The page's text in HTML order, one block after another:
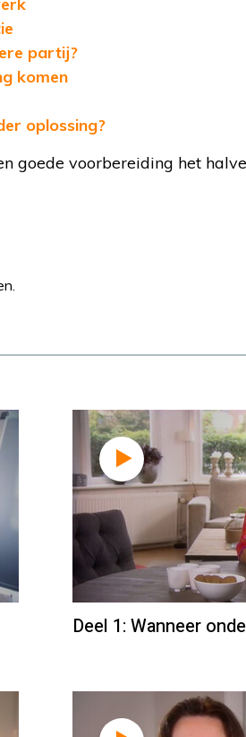
partij?
komen
oplossing?
goede voorbereiding het
Deel 1: Wanneer